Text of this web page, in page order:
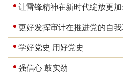
让雷锋精神在新时代绽放更
更好发挥审计在推进党的自
学好党史 用好党史
强信心 鼓实劲